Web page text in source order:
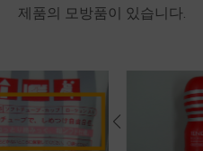
제품의 모방품이 있습니다.